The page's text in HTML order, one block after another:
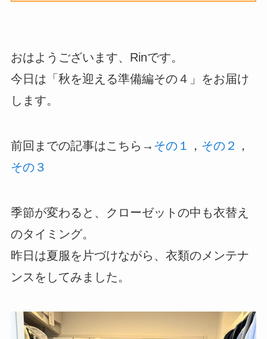
おはようございます、Rinです。
今日は「秋を迎える準備編その４」をお届け
します。
前回までの記事はこちら→ その１ ， その２
，
その３
季節が変わると、クローゼットの中も衣替え
のタイミング。
昨日は夏服を片づけながら、衣類のメンテナ
ンスをしてみました。